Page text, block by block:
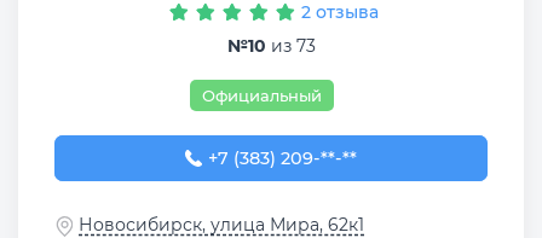
2 отзыва
№10 из 73
Официальный
+7 (383) 209-28-43
+7 (383) 209-**-**
Новосибирск, улица Мира, 62к1